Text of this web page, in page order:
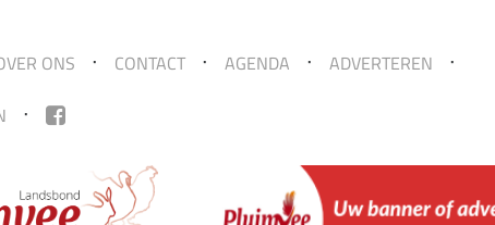
ONS CONTACT AGENDA
ADVERTEREN